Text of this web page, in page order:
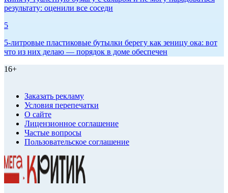
результату: оценили все соседи
5
5-литровые пластиковые бутылки берегу как зеницу ока: вот
что из них делаю — порядок в доме обеспечен
16+
Заказать рекламу
Условия перепечатки
О сайте
Лицензионное соглашение
Частые вопросы
Пользовательское соглашение